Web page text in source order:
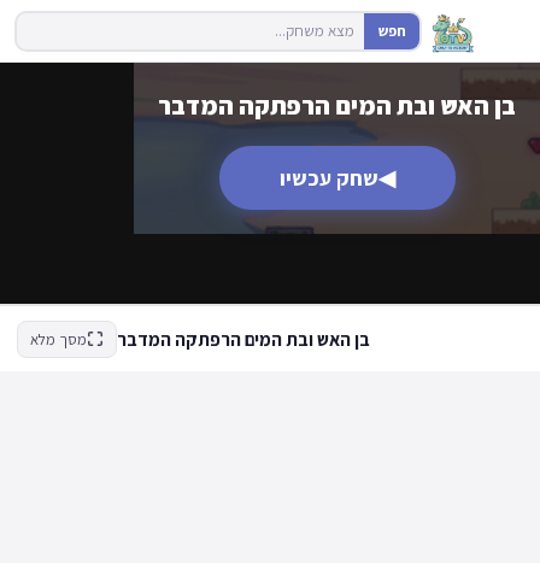
חפש
בן האש ובת המים הרפתקה המדבר
◀שחק עכשיו
בן האש ובת המים הרפתקה המדבר מסך מלא